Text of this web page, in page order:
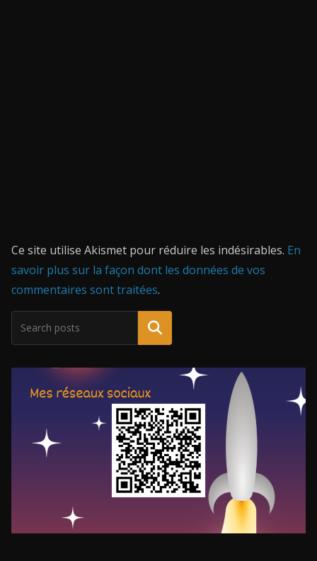
Ce site utilise Akismet pour réduire les indésirables. En
savoir plus sur la façon dont les données de vos
commentaires sont traitées.